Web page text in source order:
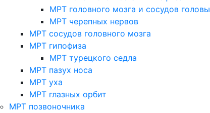
МРТ головного мозга и сосудов головы
МРТ черепных нервов
МРТ сосудов головного мозга
МРТ гипофиза
МРТ турецкого седла
МРТ пазух носа
МРТ уха
МРТ глазных орбит
МРТ позвоночника